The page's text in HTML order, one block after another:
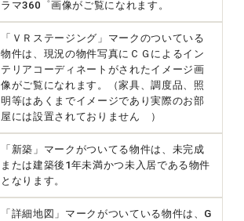
ラマ360゜画像がご覧になれます。
「ＶＲステージング」マークのついている
物件は、現況の物件写真にＣＧによるイン
テリアコーディネートがされたイメージ画
像がご覧になれます。（家具、調度品、照
明等はあくまでイメージであり実際のお部
屋には設置されておりません ）
「新築」マークがついてる物件は、未完成
または建築後1年未満かつ未入居である物件
となります。
「詳細地図」マークがついている物件は、G